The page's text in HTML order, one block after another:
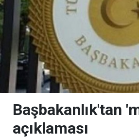
Başbakanlık'tan
açıklaması